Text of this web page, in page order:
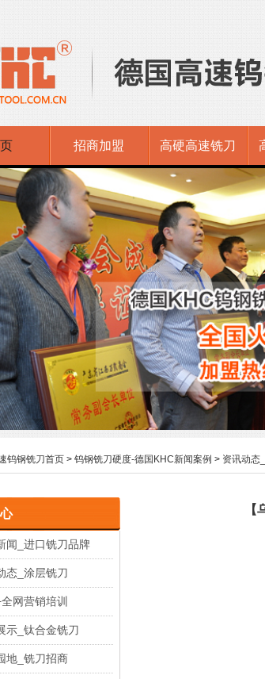
招商加盟 高硬高速铣刀
钨钢铣刀首页 > 钨钢铣刀硬度-德国KHC新闻案例 > 资讯动态
闻_进口铣刀品牌
态_涂层铣刀
网营销培训
示_钛合金铣刀
地_铣刀招商